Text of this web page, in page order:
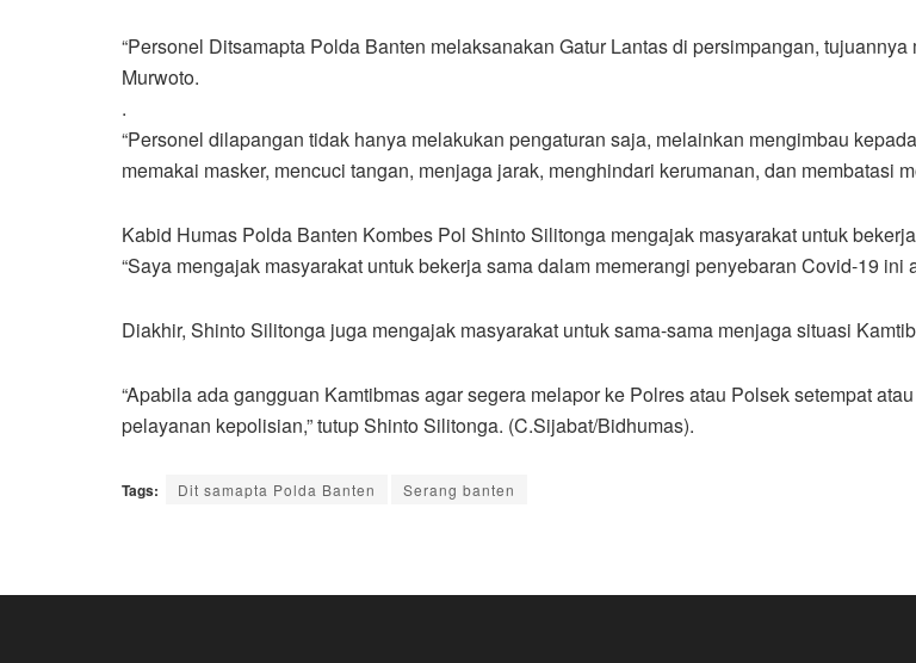
“Personel Ditsamapta Polda Banten melaksanakan Gatur Lantas di persimpangan,
Murwoto.
.
“Personel dilapangan tidak hanya melakukan pengaturan saja, melainkan mengimbau
memakai masker, mencuci tangan, menjaga jarak, menghindari kerumanan, dan membatasi
Kabid Humas Polda Banten Kombes Pol Shinto Silitonga mengajak masyarakat untuk
“Saya mengajak masyarakat untuk bekerja sama dalam memerangi penyebaran Covid-19
Diakhir, Shinto Silitonga juga mengajak masyarakat untuk sama-sama menjaga situasi
“Apabila ada gangguan Kamtibmas agar segera melapor ke Polres atau Polsek setempat
pelayanan kepolisian,” tutup Shinto Silitonga. (C.Sijabat/Bidhumas).
Tags: Dit samapta Polda Banten Serang banten